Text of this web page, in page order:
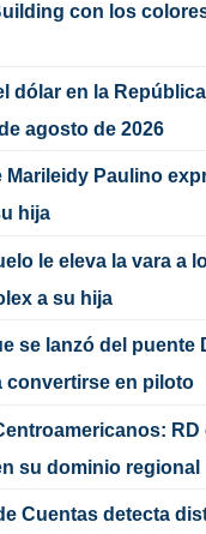
con los
dólar en la
agosto de 2026
Marileidy Paulino
hija
le eleva la vara a
a su hija
se lanzó del puente
convertirse en piloto
RD
su dominio regional
Cuentas detecta